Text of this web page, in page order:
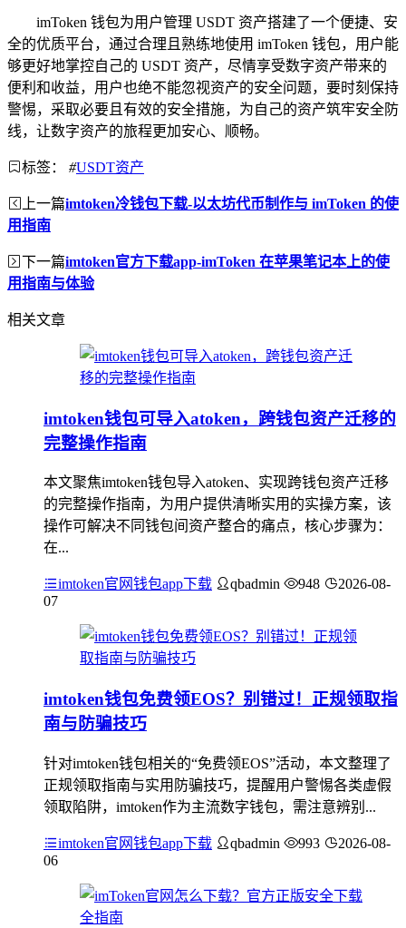
imToken 钱包为用户管理 USDT 资产搭建了一个便捷、安
全的优质平台，通过合理且熟练地使用 imToken 钱包，用户能
够更好地掌控自己的 USDT 资产，尽情享受数字资产带来的
便利和收益，用户也绝不能忽视资产的安全问题，要时刻保持
警惕，采取必要且有效的安全措施，为自己的资产筑牢安全防
线，让数字资产的旅程更加安心、顺畅。
标签： #USDT资产
上一篇imtoken冷钱包下载-以太坊代币制作与 imToken 的使
用指南
下一篇imtoken官方下载app-imToken 在苹果笔记本上的使
用指南与体验
相关文章
imtoken钱包可导入atoken，跨钱包资产迁移的
完整操作指南
本文聚焦imtoken钱包导入atoken、实现跨钱包资产迁移
的完整操作指南，为用户提供清晰实用的实操方案，该
操作可解决不同钱包间资产整合的痛点，核心步骤为：
在...
imtoken官网钱包app下载 qbadmin 948
2026-08-
07
imtoken钱包免费领EOS？别错过！正规领取指
南与防骗技巧
针对imtoken钱包相关的“免费领EOS”活动，本文整理了
正规领取指南与实用防骗技巧，提醒用户警惕各类虚假
领取陷阱，imtoken作为主流数字钱包，需注意辨别...
imtoken官网钱包app下载 qbadmin 993
2026-08-
06